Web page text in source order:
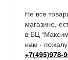
Не все
магазине,
в БЦ
нам -
+7(495)978-